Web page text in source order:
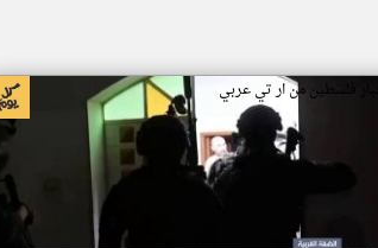
اخبار فلسطين من ار تي عربي